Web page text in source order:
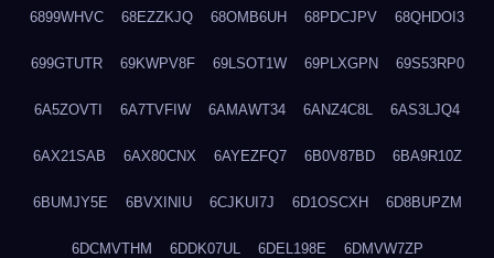
6899WHVC 68EZZKJQ 68OMB6UH 68PDCJPV 68QHDOI3
699GTUTR 69KWPV8F 69LSOT1W 69PLXGPN 69S53RP0
6A5ZOVTI 6A7TVFIW 6AMAWT34 6ANZ4C8L 6AS3LJQ4
6AX21SAB 6AX80CNX 6AYEZFQ7 6B0V87BD 6BA9R10Z
6BUMJY5E 6BVXINIU 6CJKUI7J 6D1OSCXH 6D8BUPZM
6DCMVTHM 6DDK07UL 6DEL198E 6DMVW7ZP